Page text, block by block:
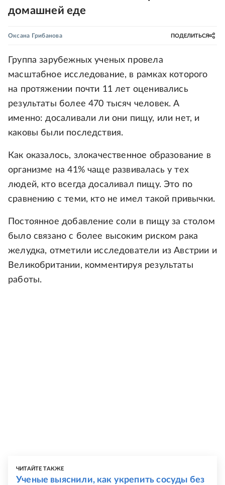
домашней еде
Оксана Грибанова ПОДЕЛИТЬСЯ
Группа зарубежных ученых провела
масштабное исследование, в рамках которого
на протяжении почти 11 лет оценивались
результаты более 470 тысяч человек. А
именно: досаливали ли они пищу, или нет, и
каковы были последствия.
Как оказалось, злокачественное образование в
организме на 41% чаще развивалась у тех
людей, кто всегда досаливал пищу. Это по
сравнению с теми, кто не имел такой привычки.
Постоянное добавление соли в пищу за столом
было связано с более высоким риском рака
желудка, отметили исследователи из Австрии и
Великобритании, комментируя результаты
работы.
ЧИТАЙТЕ ТАКЖЕ
Ученые выяснили, как укрепить сосуды без